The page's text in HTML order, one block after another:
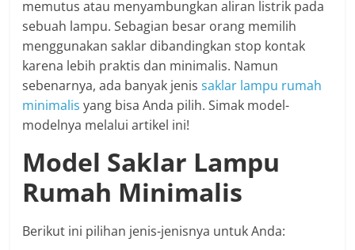
memutus atau menyambungkan aliran listrik pada
sebuah lampu. Sebagian besar orang memilih
menggunakan saklar dibandingkan stop kontak
karena lebih praktis dan minimalis. Namun
sebenarnya, ada banyak jenissaklar lampu rumah
minimalis yang bisa Anda pilih. Simak model-
modelnya melalui artikel ini!
Model Saklar Lampu
Rumah Minimalis
Berikut ini pilihan jenis-jenisnya untuk Anda: